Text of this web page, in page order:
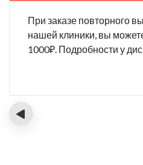
При заказе повторного
нашей клиники, вы
1000₽. Подробности у
‹